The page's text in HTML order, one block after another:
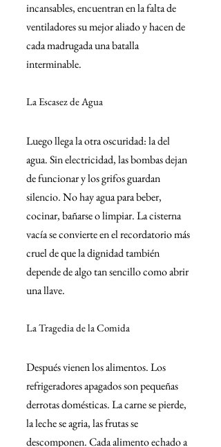
incansables, encuentran en la falta de
ventiladores su mejor aliado y hacen de
cada madrugada una batalla
interminable.
La Escasez de Agua
Luego llega la otra oscuridad: la del
agua. Sin electricidad, las bombas dejan
de funcionar y los grifos guardan
silencio. No hay agua para beber,
cocinar, bañarse o limpiar. La cisterna
vacía se convierte en el recordatorio más
cruel de que la dignidad también
depende de algo tan sencillo como abrir
una llave.
La Tragedia de la Comida
Después vienen los alimentos. Los
refrigeradores apagados son pequeñas
derrotas domésticas. La carne se pierde,
la leche se agria, las frutas se
descomponen. Cada alimento echado a